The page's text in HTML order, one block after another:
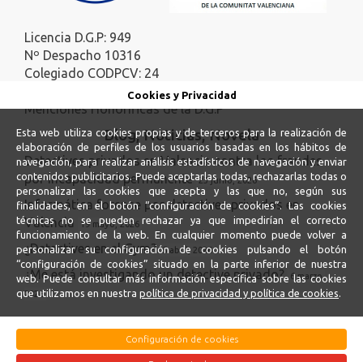
Cookies y Privacidad
Esta web utiliza cookies propias y de terceros para la realización de
elaboración de perfiles de los usuarios basadas en los hábitos de
navegación, para realizar análisis estadísticos de navegación y enviar
contenidos publicitarios. Puede aceptarlas todas, rechazarlas todas o
personalizar las cookies que acepta y las que no, según sus
finalidades, en el botón “configuración de cookies”. Las cookies
técnicas no se pueden rechazar ya que impedirían el correcto
funcionamiento de la web. En cualquier momento puede volver a
personalizar su configuración de cookies pulsando el botón
“configuración de cookies” situado en la parte inferior de nuestra
web. Puede consultar más información específica sobre las cookies
que utilizamos en nuestra política de privacidad y política de cookies.
Configuración de cookies
Licencia D.G.P: 949
Nº Despacho 10316
Colegiado CODPCV: 24
Colegiado ICOC: 140
Menciones Honoríficas de la D.G.P
Blog, Noticias, Novela
Detectives privados en Valencia contra los fraudes
por incapacidad permanente 23 junio, 2026
Informática forense por detectives privados en
Valencia
19 mayo, 2026
¿Detectives en el Gym? 5 abril, 2026
¿Me está investigando un detective privado?
6 marzo,
2026
Verkot@2015-2020Configurar cookies |Politica de cookies |